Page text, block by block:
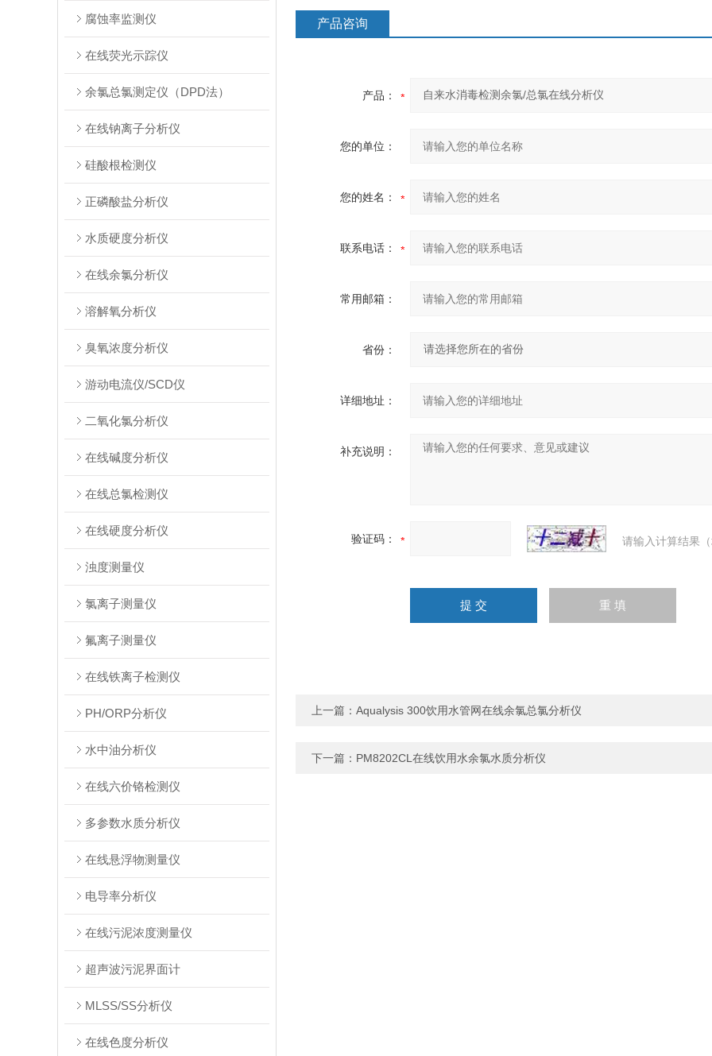
腐蚀率监测仪
在线荧光示踪仪
余氯总氯测定仪（DPD法）
在线钠离子分析仪
硅酸根检测仪
正磷酸盐分析仪
水质硬度分析仪
在线余氯分析仪
溶解氧分析仪
臭氧浓度分析仪
游动电流仪/SCD仪
二氧化氯分析仪
在线碱度分析仪
在线总氯检测仪
在线硬度分析仪
浊度测量仪
氯离子测量仪
氟离子测量仪
在线铁离子检测仪
PH/ORP分析仪
水中油分析仪
在线六价铬检测仪
多参数水质分析仪
在线悬浮物测量仪
电导率分析仪
在线污泥浓度测量仪
超声波污泥界面计
MLSS/SS分析仪
在线色度分析仪
产品咨询
产品：
您的单位：
您的姓名：
联系电话：
常用邮箱：
省份：
详细地址：
补充说明：
验证码： 请输入计算结果
上一篇： Aqualysis 300饮用水管网在线余氯总氯分析仪
下一篇： PM8202CL在线饮用水余氯水质分析仪